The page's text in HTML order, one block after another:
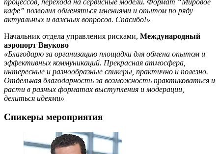
кафе” позволил обменяться мнениями и опытом по ряду
актуальных и важных вопросов. Спасибо!»
Начальник отдела управления рисками, Международный
аэропорт Внуково
«Благодарю за организацию площадки для обмена опытом и
эффективных коммуникаций. Прекрасная атмосфера,
интересные и разнообразные спикеры, практично и полезно.
Отдельная благодарность за возможность практиковаться и
расти в разных форматах выступления и модерации,
делиться идеями»
Спикеры мероприятия